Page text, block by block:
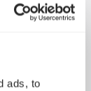
ads, to